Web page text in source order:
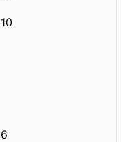
10
6